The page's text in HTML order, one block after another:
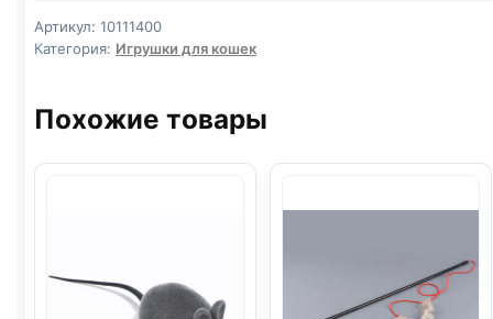
*
3
кошачей
Артикул: 10111400
Категория: Игрушки для кошек
Похожие товары